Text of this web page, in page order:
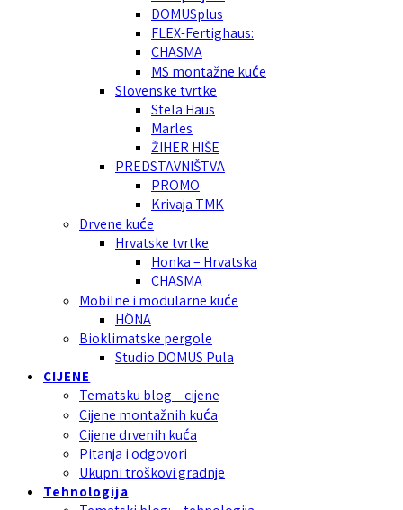
DOMUSplus
FLEX-Fertighaus:
CHASMA
MS montažne kuće
Slovenske tvrtke
Stela Haus
Marles
ŽIHER HIŠE
PREDSTAVNIŠTVA
PROMO
Krivaja TMK
Drvene kuće
Hrvatske tvrtke
Honka – Hrvatska
CHASMA
Mobilne i modularne kuće
HÖNA
Bioklimatske pergole
Studio DOMUS Pula
CIJENE
Tematsku blog – cijene
Cijene montažnih kuća
Cijene drvenih kuća
Pitanja i odgovori
Ukupni troškovi gradnje
Tehnologija